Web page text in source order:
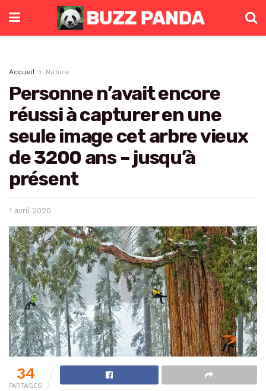
Accueil Nature
Personne n’avait encore
réussi à capturer en une
seule image cet arbre vieux
de 3200 ans – jusqu’à
présent
1 avril 2020
34
PARTAGES